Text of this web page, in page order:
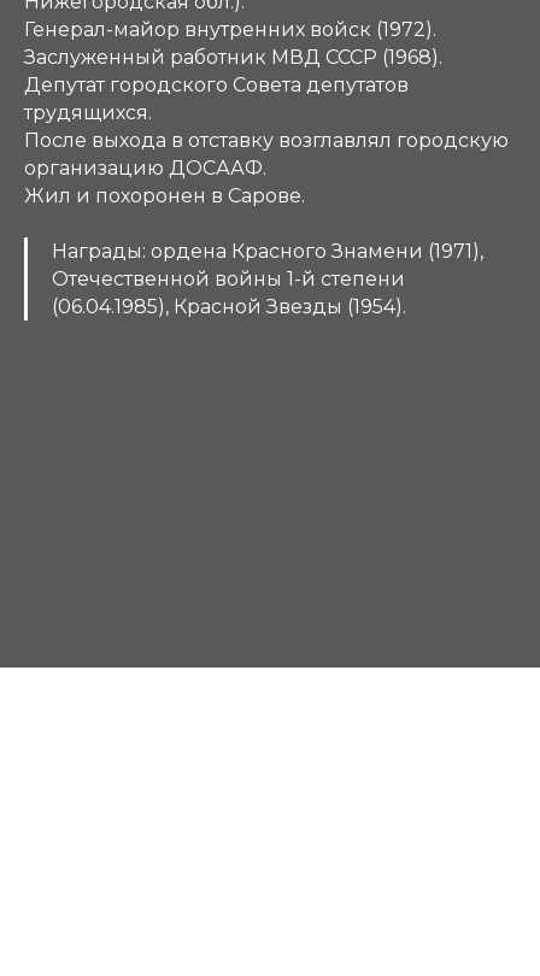
Генерал-майор внутренних войск (1972).
Заслуженный работник МВД СССР (1968).
Депутат городского Совета депутатов
трудящихся.
После выхода в отставку возглавлял городскую
организацию ДОСААФ.
Жил и похоронен в Сарове.
Награды: ордена Красного Знамени (1971),
Отечественной войны 1-й степени
(06.04.1985), Красной Звезды (1954).